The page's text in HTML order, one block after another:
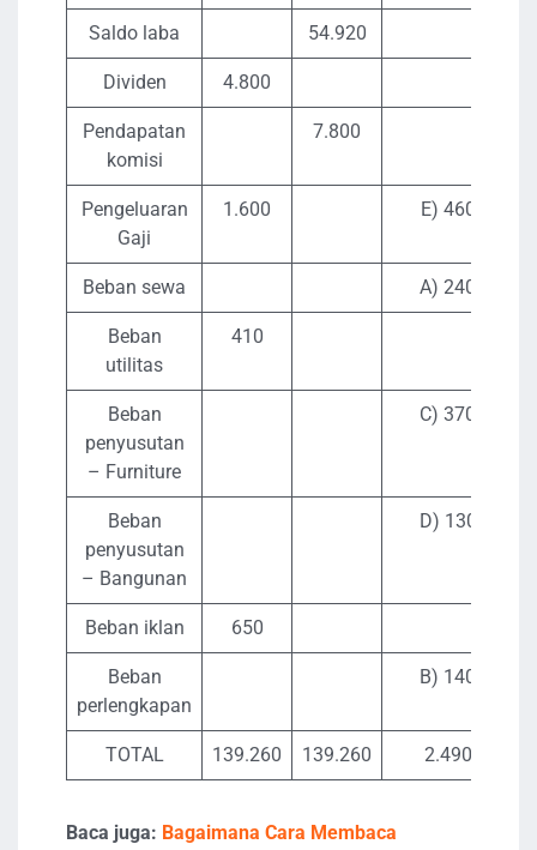
Saldo laba 54.920
Dividen 4.800
Pendapatan
komisi
7.800
Pengeluaran
Gaji
1.600 E) 460
Beban sewa A) 240
Beban
utilitas
410
Beban
penyusutan
– Furniture
C) 370
Beban
penyusutan
– Bangunan
D) 130
Beban iklan 650
Beban
perlengkapan
B) 140
TOTAL 139.260 139.260 2.490
Baca juga: Bagaimana Cara Membaca